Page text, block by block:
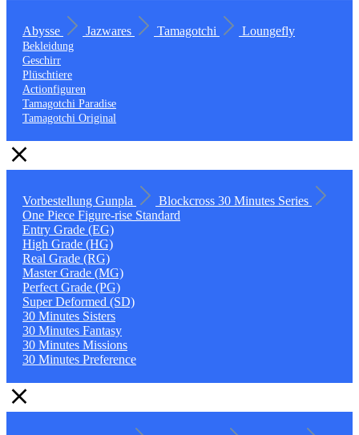
Abysse Jazwares Tamagotchi Loungefly
Bekleidung
Geschirr
Plüschtiere
Actionfiguren
Tamagotchi Paradise
Tamagotchi Original
Vorbestellung Gunpla Blockcross 30 Minutes Series
One Piece Figure-rise Standard
Entry Grade (EG)
High Grade (HG)
Real Grade (RG)
Master Grade (MG)
Perfect Grade (PG)
Super Deformed (SD)
30 Minutes Sisters
30 Minutes Fantasy
30 Minutes Missions
30 Minutes Preference